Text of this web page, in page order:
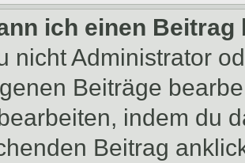
ich einen
nicht Administrator
Beiträge
indem du
Beitrag